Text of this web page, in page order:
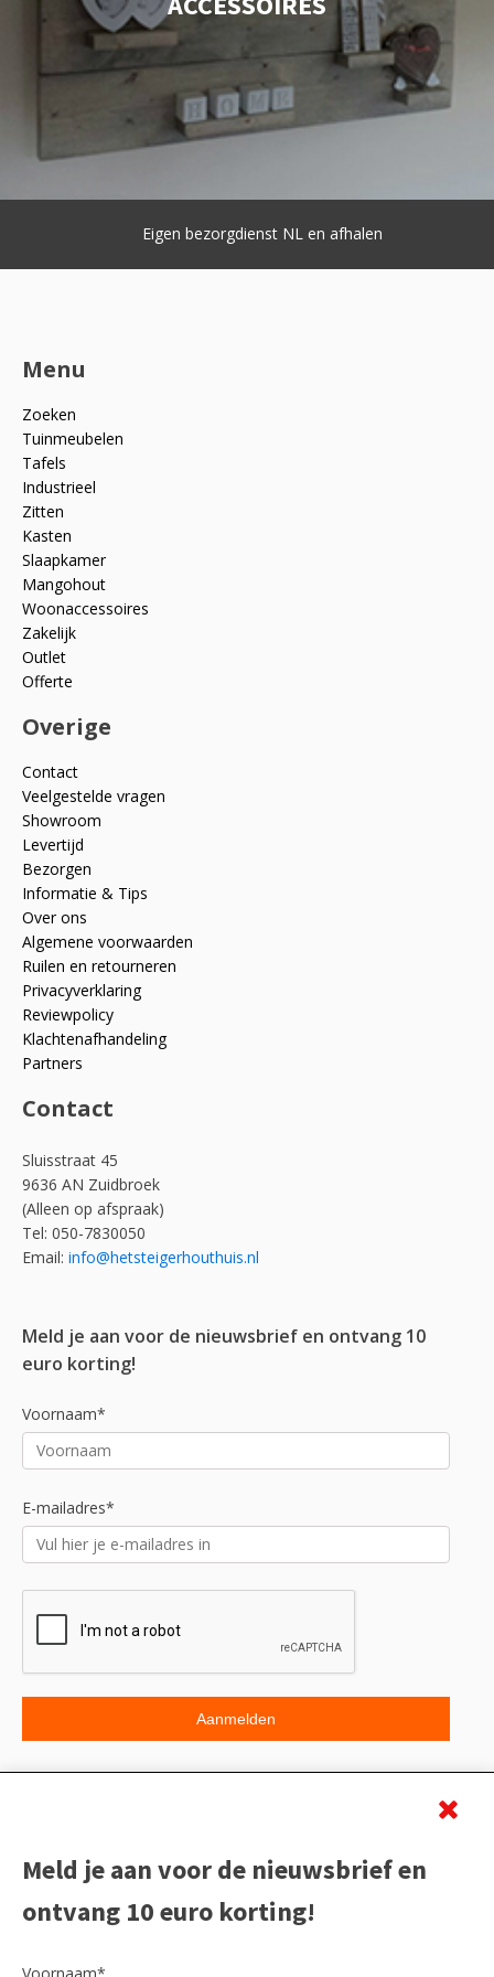
Eigen bezorgdienst NL en afhalen
Menu
Zoeken
Tuinmeubelen
Tafels
Industrieel
Zitten
Kasten
Slaapkamer
Mangohout
Woonaccessoires
Zakelijk
Outlet
Offerte
Overige
Contact
Veelgestelde vragen
Showroom
Levertijd
Bezorgen
Informatie & Tips
Over ons
Algemene voorwaarden
Ruilen en retourneren
Privacyverklaring
Reviewpolicy
Klachtenafhandeling
Partners
Contact
Sluisstraat 45
9636 AN Zuidbroek
(Alleen op afspraak)
Tel: 050-7830050
Email: info@hetsteigerhouthuis.nl
Meld je aan voor de nieuwsbrief en ontvang 10
euro korting!
Voornaam*
E-mailadres*
Meld je aan voor de nieuwsbrief en
ontvang 10 euro korting!